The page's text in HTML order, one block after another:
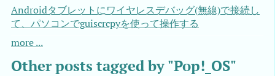
Androidタブレットにワイヤレスデバッグ(無線)で接続し
て、パソコンでguiscrcpyを使って操作する
more ...
Other posts tagged by "Pop!_OS"